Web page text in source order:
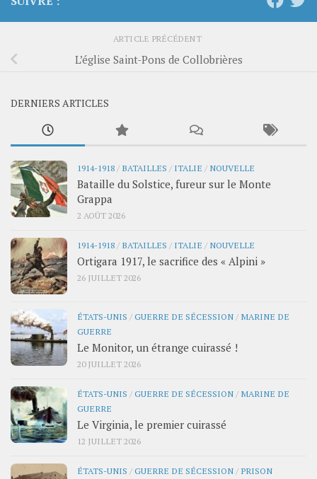
ARTICLE PRÉCÉDENT
L’église Saint-Pons de Collobrières
DERNIERS ARTICLES
1914-1918 / BATAILLES / ITALIE / NOUVELLE
Bataille du Solstice, fureur sur le Monte
Grappa
2 AOÛT 2026
1914-1918 / BATAILLES / ITALIE / NOUVELLE
Ortigara 1917, le sacrifice des « Alpini »
26 JUILLET 2026
ÉTATS-UNIS /GUERRE DE SÉCESSION / MARINE DE
GUERRE
Le Monitor, un étrange cuirassé !
20 JUILLET 2026
ÉTATS-UNIS /GUERRE DE SÉCESSION / MARINE DE
GUERRE
Le Virginia, le premier cuirassé
12 JUILLET 2026
ÉTATS-UNIS /GUERRE DE SÉCESSION / PRISON